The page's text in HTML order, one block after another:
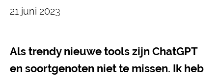
21 juni 2023
Als trendy nieuwe tools zijn ChatGPT
en soortgenoten niet te missen. Ik heb